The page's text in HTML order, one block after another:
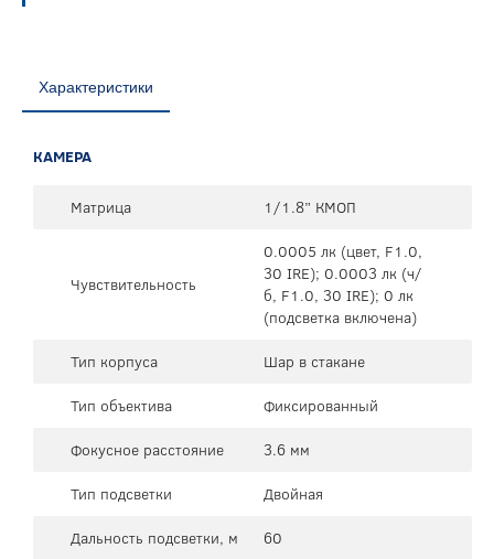
Характеристики
КАМЕРА
Матрица 1/1.8” КМОП
Чувствительность
0.0005 лк (цвет, F1.0,
30 IRE); 0.0003 лк (ч/
б, F1.0, 30 IRE); 0 лк
(подсветка включена)
Тип корпуса
Шар в стакане
Тип объектива
Фиксированный
Фокусное расстояние
3.6 мм
Тип подсветки
Двойная
Дальность подсветки, м
60